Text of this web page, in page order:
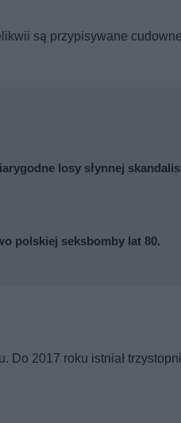
są przypisywane
losy słynnej
polskiej seksbomby lat 80.
Do 2017 roku istniał